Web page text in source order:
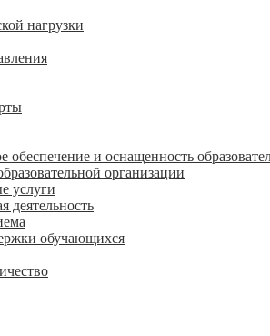
нагрузки
обеспечение и оснащенность
организации
услуги
деятельность
обучающихся